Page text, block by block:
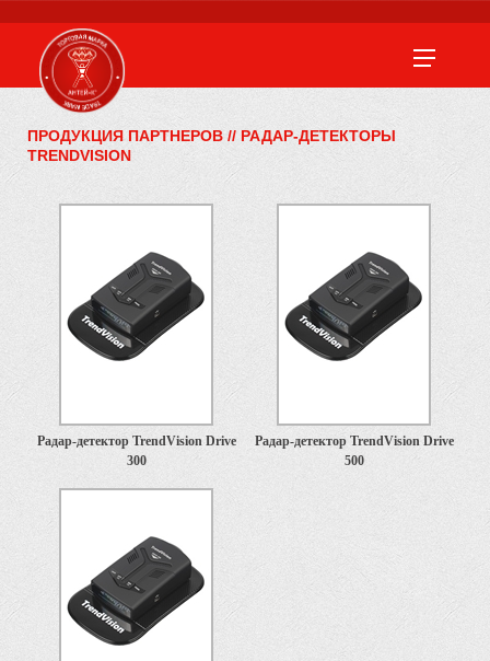
ПРОДУКЦИЯ ПАРТНЕРОВ // РАДАР-ДЕТЕКТОРЫ
TRENDVISION
Радар-детектор TrendVision Drive
300
Радар-детектор TrendVision Drive
500